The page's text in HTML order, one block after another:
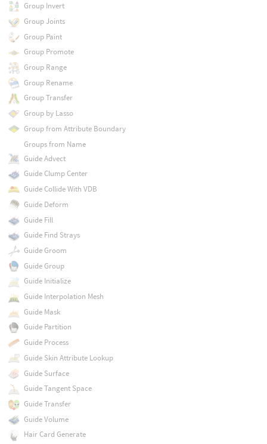
Group Invert
Group Joints
Group Paint
Group Promote
Group Range
Group Rename
Group Transfer
Group by Lasso
Group from Attribute Boundary
Groups from Name
Guide Advect
Guide Clump Center
Guide Collide With VDB
Guide Deform
Guide Fill
Guide Find Strays
Guide Groom
Guide Group
Guide Initialize
Guide Interpolation Mesh
Guide Mask
Guide Partition
Guide Process
Guide Skin Attribute Lookup
Guide Surface
Guide Tangent Space
Guide Transfer
Guide Volume
Hair Card Generate